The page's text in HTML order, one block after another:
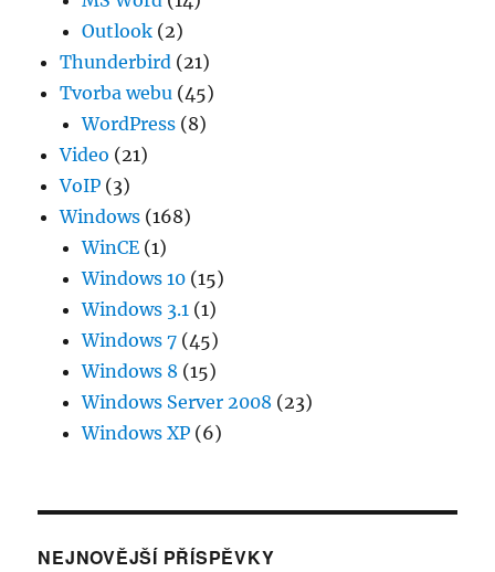
Outlook (2)
Thunderbird (21)
Tvorba webu (45)
WordPress (8)
Video (21)
VoIP (3)
Windows (168)
WinCE (1)
Windows 10 (15)
Windows 3.1 (1)
Windows 7 (45)
Windows 8 (15)
Windows Server 2008 (23)
Windows XP (6)
NEJNOVĚJŠÍ PŘÍSPĚVKY